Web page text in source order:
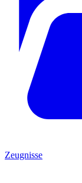
Zeugnisse